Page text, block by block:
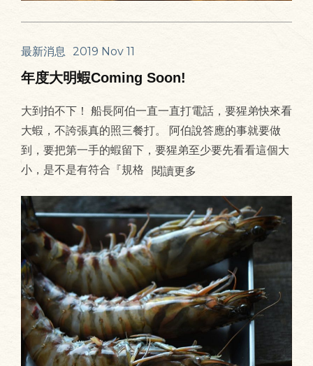
最新消息 2019 Nov 11
年度大明蝦Coming Soon!
大到拍不下！ 船長阿伯一直一直打電話，要猩弟快來看
大蝦，不誇張真的照三餐打。 阿伯說答應的事就要做
到，要把第一手的蝦留下，要猩弟至少要先看看這個大
小，是不是有符合『規格 閱讀更多